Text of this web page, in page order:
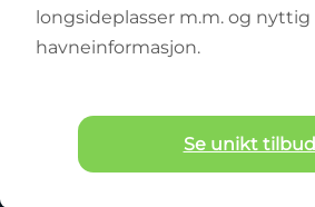
longsideplasser m.m. og nyttig
havneinformasjon.
Se unikt tilbud